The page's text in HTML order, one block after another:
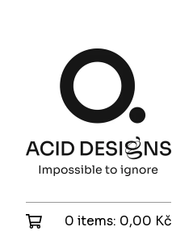
0 items: 0,00 Kč